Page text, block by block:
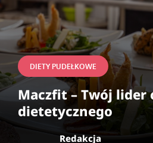
DIETY PUDEŁKOWE
Maczfit – Twój lider
dietetycznego
Redakcja